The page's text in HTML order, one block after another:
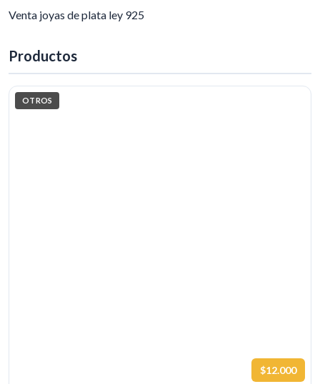
Venta joyas de plata ley 925
Productos
OTROS
$12.000